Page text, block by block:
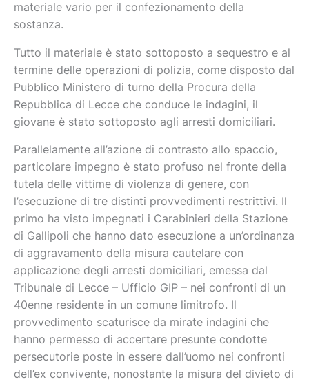
materiale vario per il confezionamento della
sostanza.
Tutto il materiale è stato sottoposto a sequestro e al
termine delle operazioni di polizia, come disposto dal
Pubblico Ministero di turno della Procura della
Repubblica di Lecce che conduce le indagini, il
giovane è stato sottoposto agli arresti domiciliari.
Parallelamente all’azione di contrasto allo spaccio,
particolare impegno è stato profuso nel fronte della
tutela delle vittime di violenza di genere, con
l’esecuzione di tre distinti provvedimenti restrittivi. Il
primo ha visto impegnati i Carabinieri della Stazione
di Gallipoli che hanno dato esecuzione a un’ordinanza
di aggravamento della misura cautelare con
applicazione degli arresti domiciliari, emessa dal
Tribunale di Lecce – Ufficio GIP – nei confronti di un
40enne residente in un comune limitrofo. Il
provvedimento scaturisce da mirate indagini che
hanno permesso di accertare presunte condotte
persecutorie poste in essere dall’uomo nei confronti
dell’ex convivente, nonostante la misura del divieto di